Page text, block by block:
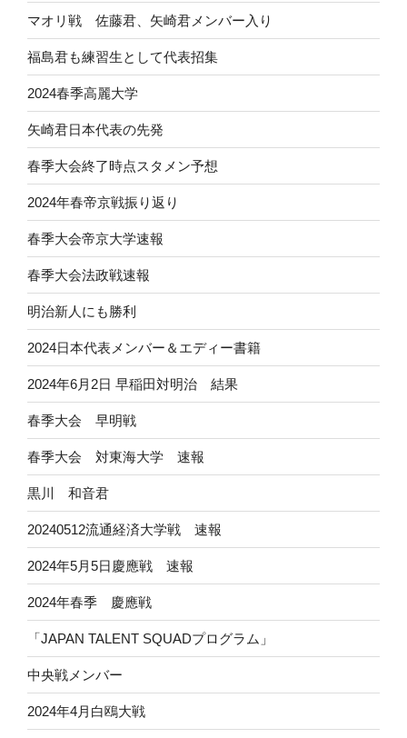
マオリ戦 佐藤君、矢崎君メンバー入り
福島君も練習生として代表招集
2024春季高麗大学
矢崎君日本代表の先発
春季大会終了時点スタメン予想
2024年春帝京戦振り返り
春季大会帝京大学速報
春季大会法政戦速報
明治新人にも勝利
2024日本代表メンバー＆エディー書籍
2024年6月2日 早稲田対明治 結果
春季大会 早明戦
春季大会 対東海大学 速報
黒川 和音君
20240512流通経済大学戦 速報
2024年5月5日慶應戦 速報
2024年春季 慶應戦
「JAPAN TALENT SQUADプログラム」
中央戦メンバー
2024年4月白鴎大戦